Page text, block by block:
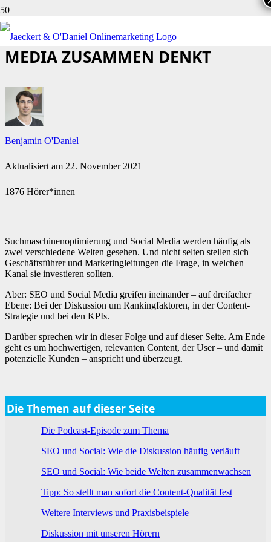
WIE MAN SEO UND SOCIAL
MEDIA ZUSAMMEN DENKT
Benjamin O'Daniel
Aktualisiert am 22. November 2021
1876 Hörer*innen
Suchmaschinenoptimierung und Social Media werden häufig als
zwei verschiedene Welten gesehen. Und nicht selten stellen sich
Geschäftsführer und Marketingleitungen die Frage, in welchen
Kanal sie investieren sollten.
Aber: SEO und Social Media greifen ineinander – auf dreifacher
Ebene: Bei der Diskussion um Rankingfaktoren, in der Content-
Strategie und bei den KPIs.
Darüber sprechen wir in dieser Folge und auf dieser Seite. Am Ende
geht es um hochwertigen, relevanten Content, der User – und damit
potenzielle Kunden – anspricht und überzeugt.
Die Themen auf dieser Seite
Die Podcast-Episode zum Thema
SEO und Social: Wie die Diskussion häufig verläuft
SEO und Social: Wie beide Welten zusammenwachsen
Tipp: So stellt man sofort die Content-Qualität fest
Weitere Interviews und Praxisbeispiele
Diskussion mit unseren Hörern